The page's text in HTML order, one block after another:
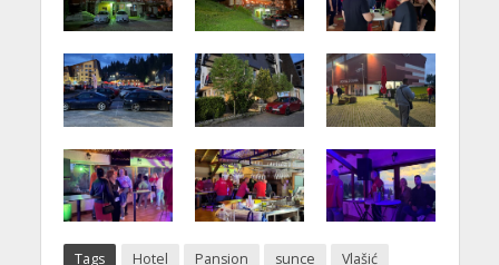
Tags Hotel Pansion sunce
Vlašić